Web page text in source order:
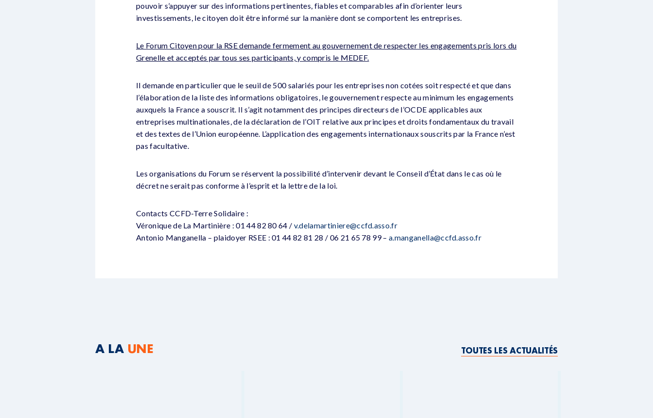
pouvoir s’appuyer sur des informations pertinentes, fiables et comparables afin d’orienter leurs
investissements, le citoyen doit être informé sur la manière dont se comportent les entreprises.
Le Forum Citoyen pour la RSE demande fermement au gouvernement de respecter les engagements pris lors du
Grenelle et acceptés par tous ses participants, y compris le MEDEF.
Il demande en particulier que le seuil de 500 salariés pour les entreprises non cotées soit respecté et que dans
l’élaboration de la liste des informations obligatoires, le gouvernement respecte au minimum les engagements
auxquels la France a souscrit. Il s’agit notamment des principes directeurs de l’OCDE applicables aux
entreprises multinationales, de la déclaration de l’OIT relative aux principes et droits fondamentaux du travail
et des textes de l’Union européenne. L’application des engagements internationaux souscrits par la France n’est
pas facultative.
Les organisations du Forum se réservent la possibilité d’intervenir devant le Conseil d’État dans le cas où le
décret ne serait pas conforme à l’esprit et la lettre de la loi.
Contacts CCFD-Terre Solidaire :
Véronique de La Martinière : 01 44 82 80 64 / v.delamartiniere@ccfd.asso.fr
Antonio Manganella – plaidoyer RSEE : 01 44 82 81 28 / 06 21 65 78 99 –a.manganella@ccfd.asso.fr
A LA UNE TOUTES LES ACTUALITÉS